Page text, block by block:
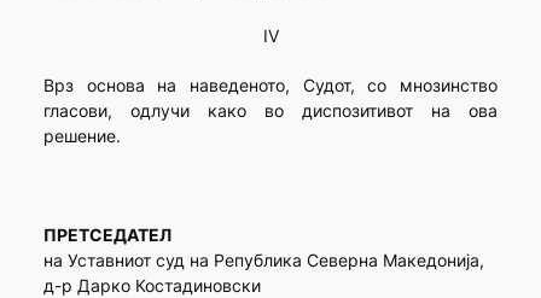
IV
Врз основа на наведеното, Судот, со мнозинство
гласови, одлучи како во диспозитивот на ова
решение.
ПРЕТСЕДАТЕЛ
на Уставниот суд на Република Северна Македонија,
д-р Дарко Костадиновски